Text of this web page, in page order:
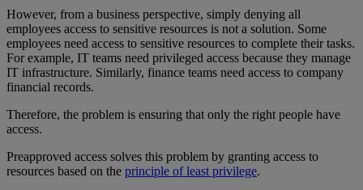
However, from a business perspective, simply denying all
employees access to sensitive resources is not a solution. Some
employees need access to sensitive resources to complete their tasks.
For example, IT teams need privileged access because they manage
IT infrastructure. Similarly, finance teams need access to company
financial records.
Therefore, the problem is ensuring that only the right people have
access.
Preapproved access solves this problem by granting access to
resources based on the principle of least privilege.